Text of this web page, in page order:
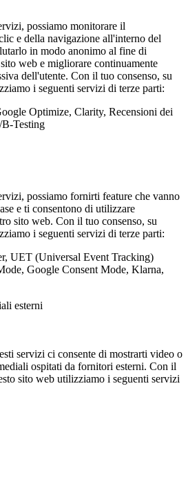
possiamo monitorare il
e della navigazione all'interno del
in modo anonimo al fine di
web e migliorare continuamente
dell'utente. Con il tuo consenso, su
i seguenti servizi di terze parti:
Optimize, Clarity, Recensioni dei
Testing
possiamo fornirti feature che vanno
e ti consentono di utilizzare
sito web. Con il tuo consenso, su
i seguenti servizi di terze parti:
UET (Universal Event Tracking)
Google Consent Mode, Klarna,
esterni
servizi ci consente di mostrarti video o
ospitati da fornitori esterni. Con il
sito web utilizziamo i seguenti servizi